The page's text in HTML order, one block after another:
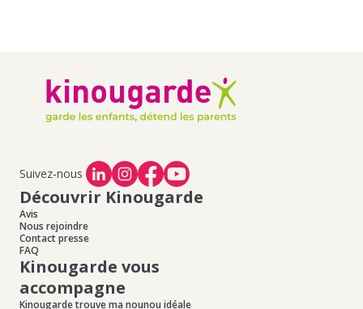
Suivez-nous
Découvrir Kinougarde
Avis
Nous rejoindre
Contact presse
FAQ
Kinougarde vous
accompagne
Kinougarde trouve ma nounou idéale